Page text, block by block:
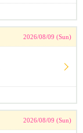
2026/08/09 (Sun)
2026/08/09 (Sun)